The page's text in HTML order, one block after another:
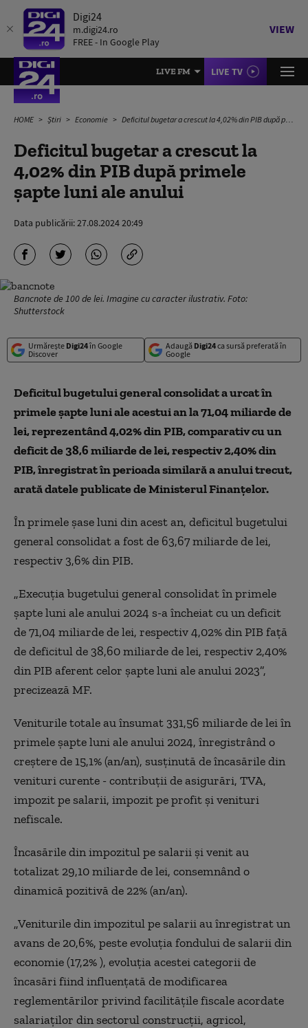
Digi24
m.digi24.ro
FREE - In Google Play
VIEW
LIVE FM LIVE TV
HOME Știri Economie Deficitul bugetar a crescut la 4,02% din PIB după primele şapte luni ale anului
Deficitul bugetar a crescut la
4,02% din PIB după primele
şapte luni ale anului
Data publicării:27.08.2024 20:49
Bancnote de 100 de lei. Imagine cu caracter ilustrativ. Foto:
Shutterstock
Urmărește Digi24în Google
Discover
Adaugă Digi24ca sursă preferată în
Google
Deficitul bugetului general consolidat a urcat în
primele şapte luni ale acestui an la 71,04 miliarde de
lei, reprezentând 4,02% din PIB, comparativ cu un
deficit de 38,6 miliarde de lei, respectiv 2,40% din
PIB, înregistrat în perioada similară a anului trecut,
arată datele publicate de Ministerul Finanţelor.
În primele şase luni din acest an, deficitul bugetului
general consolidat a fost de 63,67 miliarde de lei,
respectiv 3,6% din PIB.
„Execuţia bugetului general consolidat în primele
şapte luni ale anului 2024 s-a încheiat cu un deficit
de 71,04 miliarde de lei, respectiv 4,02% din PIB faţă
de deficitul de 38,60 miliarde de lei, respectiv 2,40%
din PIB aferent celor şapte luni ale anului 2023”,
precizează MF.
Veniturile totale au însumat 331,56 miliarde de lei în
primele şapte luni ale anului 2024, înregistrând o
creştere de 15,1% (an/an), susţinută de încasările din
venituri curente - contribuţii de asigurări, TVA,
impozit pe salarii, impozit pe profit şi venituri
nefiscale.
Încasările din impozitul pe salarii şi venit au
totalizat 29,10 miliarde de lei, consemnând o
dinamică pozitivă de 22% (an/an).
„Veniturile din impozitul pe salarii au înregistrat un
avans de 20,6%, peste evoluţia fondului de salarii din
economie (17,2% ), evoluţia acestei categorii de
încasări fiind influenţată de modificarea
reglementărilor privind facilităţile fiscale acordate
salariaţilor din sectorul construcţii, agricol,